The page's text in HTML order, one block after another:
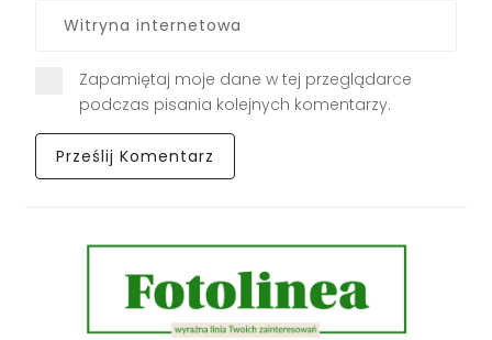
Zapamiętaj moje dane w tej przeglądarce
podczas pisania kolejnych komentarzy.